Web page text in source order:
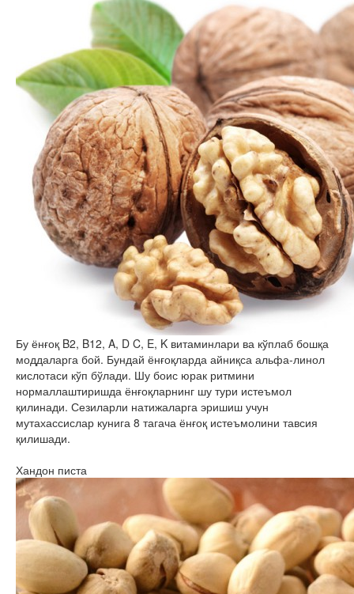
Бу ёнғоқ B2, B12, A, D C, E, K витаминлари ва кўплаб бошқа
моддаларга бой. Бундай ёнғоқларда айниқса альфа-линол
кислотаси кўп бўлади. Шу боис юрак ритмини
нормаллаштиришда ёнғоқларнинг шу тури истеъмол
қилинади. Сезиларли натижаларга эришиш учун
мутахассислар кунига 8 тагача ёнғоқ истеъмолини тавсия
қилишади.
Хандон писта